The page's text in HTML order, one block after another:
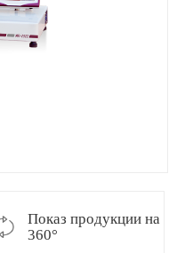
Показ продукции на
360°